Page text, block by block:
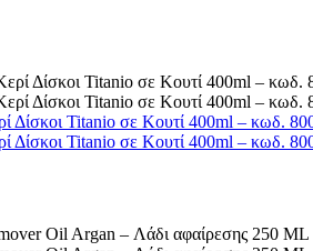
Δίσκοι Titanio σε Κουτί 400ml – κωδ.
Δίσκοι Titanio σε Κουτί 400ml – κωδ.